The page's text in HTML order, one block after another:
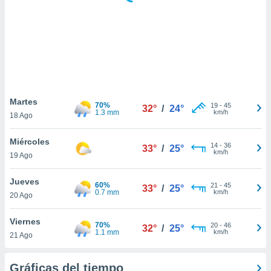
similares
como
sitio
de
traten tus
en
interés
su
Martes
18 Ago
70%
1.3 mm
32° / 24° 19- 45
km/h
Miércoles
19 Ago
33° / 25° 14- 36
km/h
Jueves
20 Ago
60%
0.7 mm
33° / 25° 21 - 45
km/h
Viernes
21 Ago
70%
1.1 mm
32° / 25° 20- 46
km/h
Gráficas del tiempo